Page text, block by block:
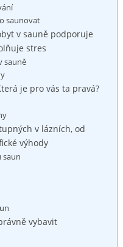
saunovat
v sauně podporuje
stres
sauně
je pro vás ta pravá?
v lázních, od
výhody
saun
vybavit